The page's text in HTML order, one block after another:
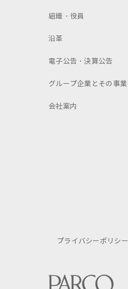
組織・役員
沿革
電子公告・決算公告
グループ企業とその事業
会社案内
プライバシーポリシー